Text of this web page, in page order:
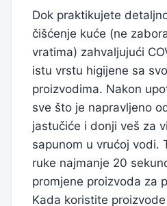
Dok praktikujete
čišćenje kuće (ne
vratima) ​​zahvaljujući
istu vrstu higijene sa
proizvodima. Nakon
sve što je napravljeno
jastučiće i donji veš za
sapunom u vrućoj vodi.
ruke najmanje 20
promjene proizvoda za
Kada koristite